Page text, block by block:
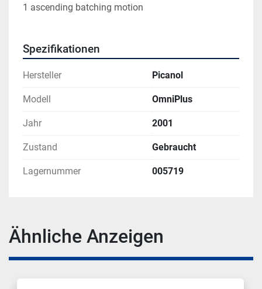
1 ascending batching motion
Spezifikationen
Hersteller Picanol
Modell OmniPlus
Jahr 2001
Zustand Gebraucht
Lagernummer 005719
Ähnliche Anzeigen